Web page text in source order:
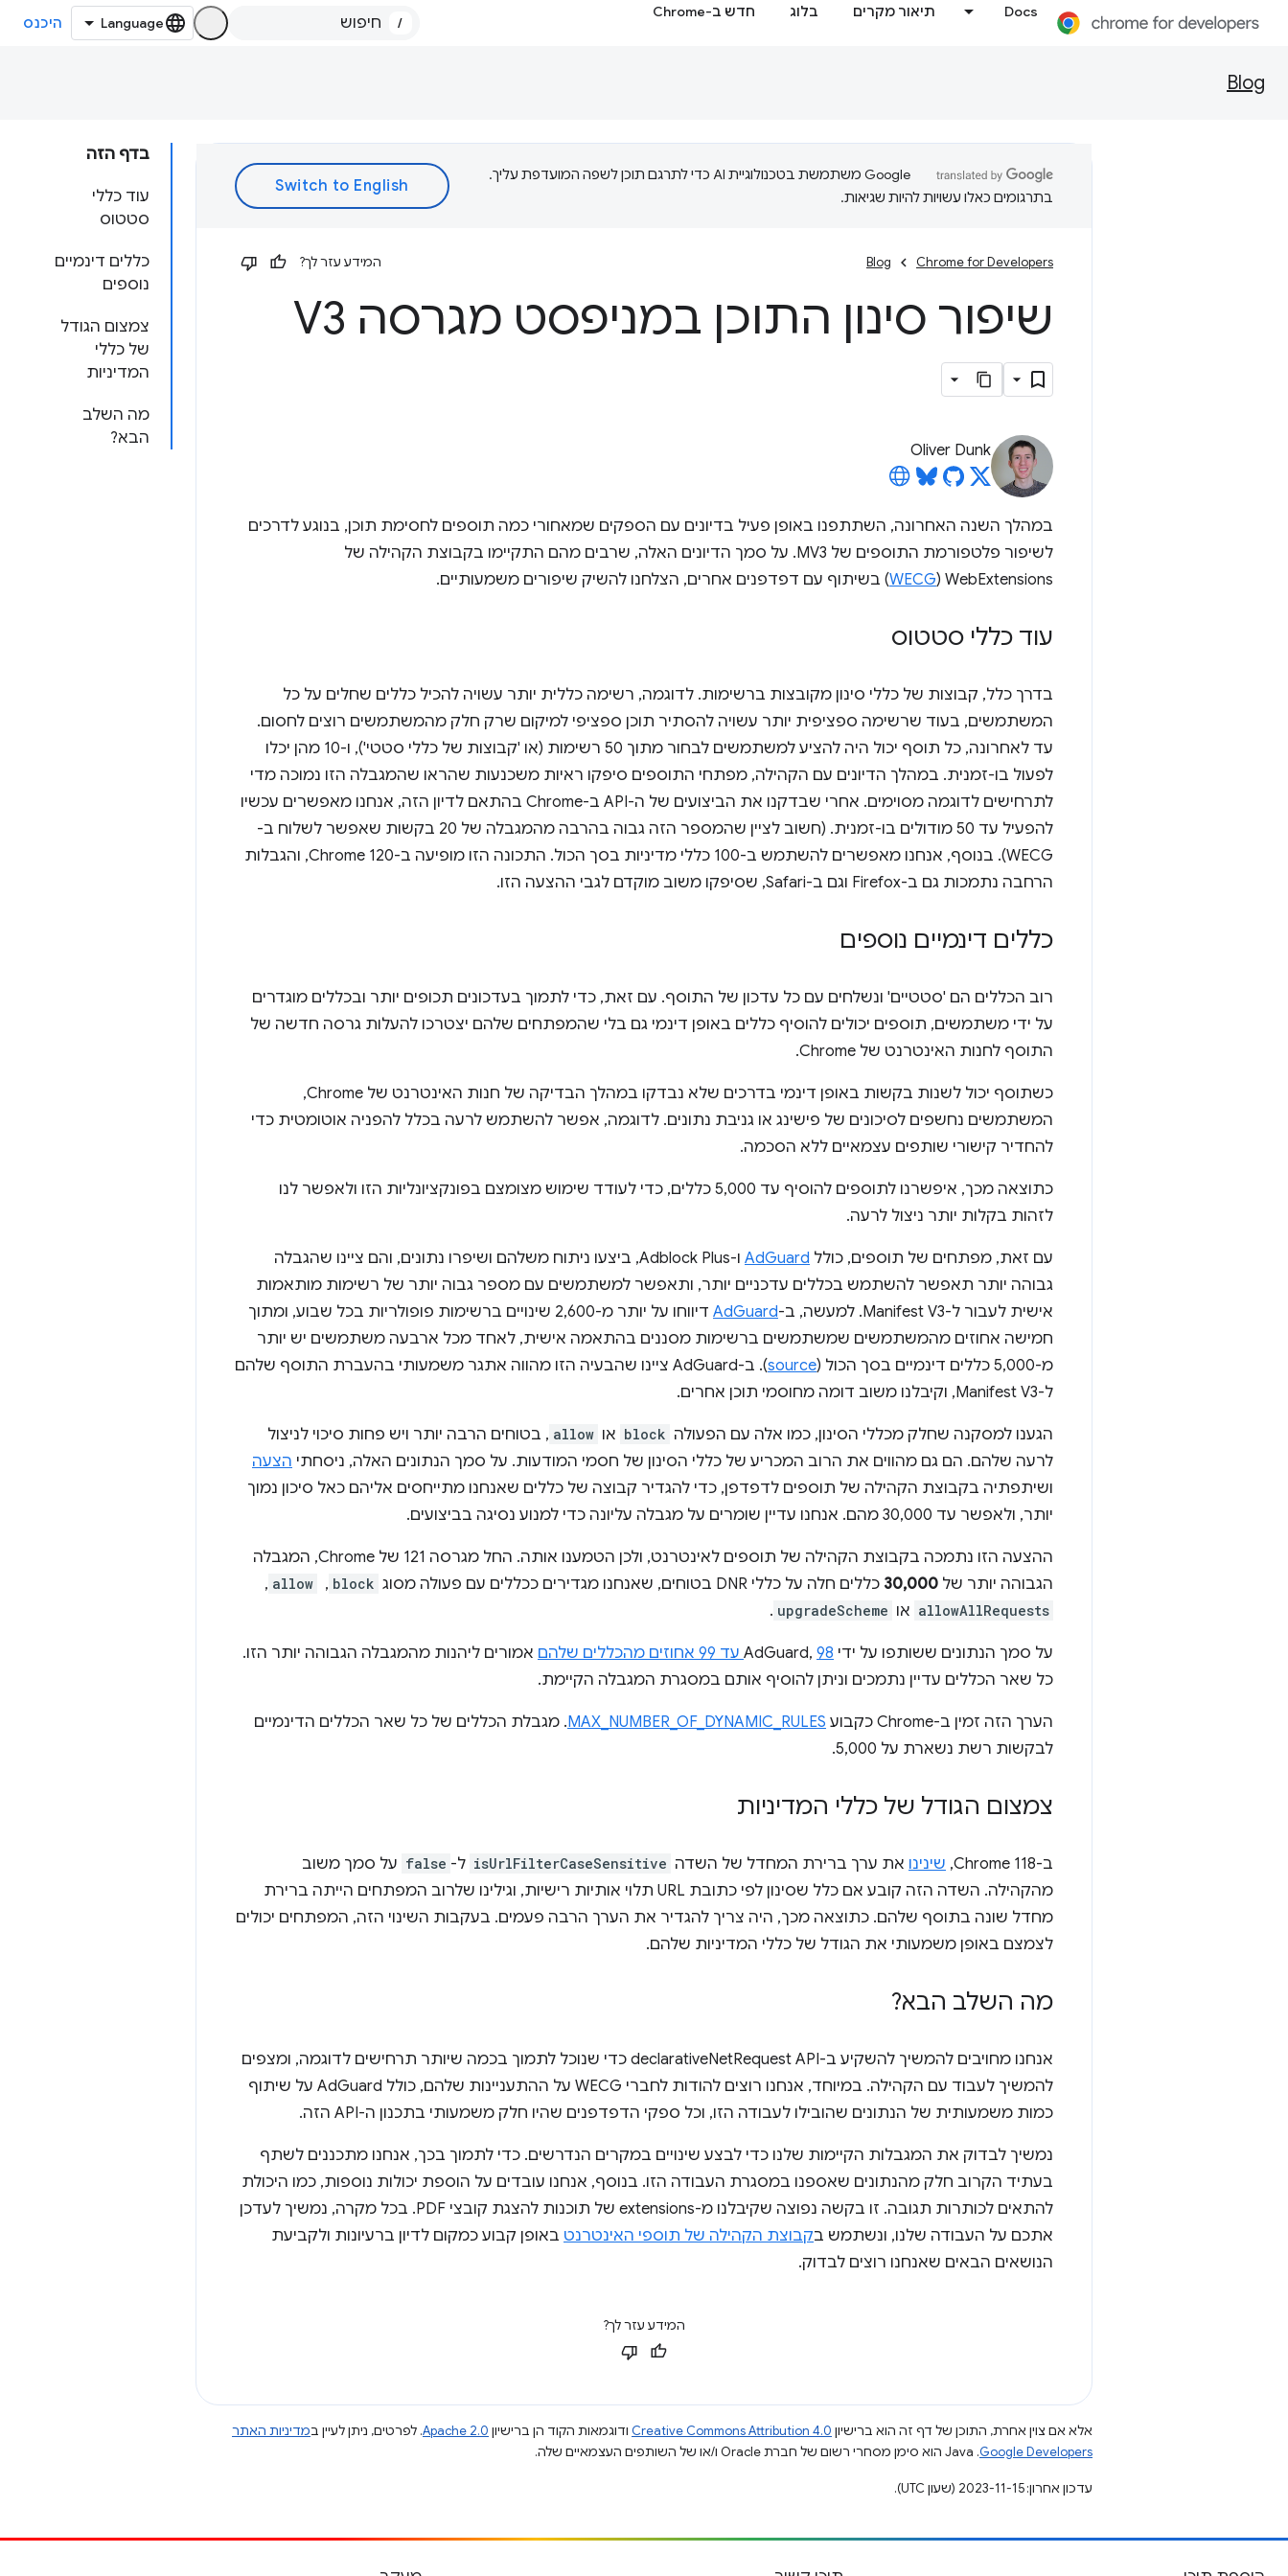
Docs תיאור מקרים בלוג חדש ב-Chrome
/ היכנס
Blog
בדף הזה
עוד כללי
סטטוס
כללים דינמיים
נוספים
צמצום הגודל
של כללי
המדיניות
מה השלב
הבא?
‫Google משתמשת בטכנולוגיית AI כדי לתרגם תוכן לשפה המועדפת עליך.
בתרגומים כאלו עשויות להיות שגיאות.
Chrome for Developers
Blog המידע עזר לך?
שיפור סינון התוכן במניפסט מגרסה V3
Oliver Dunk
במהלך השנה האחרונה, השתתפנו באופן פעיל בדיונים עם הספקים שמאחורי כמה תוספים לחסימת תוכן, בנוגע לדרכים
לשיפור פלטפורמת התוספים של MV3. על סמך הדיונים האלה, שרבים מהם התקיימו בקבוצת הקהילה של
WebExtensions‏ (
WECG) בשיתוף עם דפדפנים אחרים, הצלחנו להשיק שיפורים משמעותיים.
עוד כללי סטטוס
בדרך כלל, קבוצות של כללי סינון מקובצות ברשימות. לדוגמה, רשימה כללית יותר עשויה להכיל כללים שחלים על כל
המשתמשים, בעוד שרשימה ספציפית יותר עשויה להסתיר תוכן ספציפי למיקום שרק חלק מהמשתמשים רוצים לחסום.
עד לאחרונה, כל תוסף יכול היה להציע למשתמשים לבחור מתוך 50 רשימות (או 'קבוצות של כללי סטטי'), ו-10 מהן יכלו
לפעול בו-זמנית. במהלך הדיונים עם הקהילה, מפתחי התוספים סיפקו ראיות משכנעות שהראו שהמגבלה הזו נמוכה מדי
לתרחישים לדוגמה מסוימים. אחרי שבדקנו את הביצועים של ה-API ב-Chrome בהתאם לדיון הזה, אנחנו מאפשרים עכשיו
להפעיל עד 50 מודולים בו-זמנית. (חשוב לציין שהמספר הזה גבוה בהרבה מהמגבלה של 20 בקשות שאפשר לשלוח ב-
WECG). בנוסף, אנחנו מאפשרים להשתמש ב-100 כללי מדיניות בסך הכול. התכונה הזו מופיעה ב-Chrome 120, והגבלות
הרחבה נתמכות גם ב-Firefox וגם ב-Safari, שסיפקו משוב מוקדם לגבי ההצעה הזו.
כללים דינמיים נוספים
רוב הכללים הם 'סטטיים' ונשלחים עם כל עדכון של התוסף. עם זאת, כדי לתמוך בעדכונים תכופים יותר ובכללים מוגדרים
על ידי משתמשים, תוספים יכולים להוסיף כללים באופן דינמי גם בלי שהמפתחים שלהם יצטרכו להעלות גרסה חדשה של
התוסף לחנות האינטרנט של Chrome.
כשתוסף יכול לשנות בקשות באופן דינמי בדרכים שלא נבדקו במהלך הבדיקה של חנות האינטרנט של Chrome,
המשתמשים נחשפים לסיכונים של פישינג או גניבת נתונים. לדוגמה, אפשר להשתמש לרעה בכלל להפניה אוטומטית כדי
להחדיר קישורי שותפים עצמאיים ללא הסכמה.
כתוצאה מכך, איפשרנו לתוספים להוסיף עד 5,000 כללים, כדי לעודד שימוש מצומצם בפונקציונליות הזו ולאפשר לנו
לזהות בקלות יותר ניצול לרעה.
עם זאת, מפתחים של תוספים, כולל AdGuard
ו-Adblock Plus, ביצעו ניתוח משלהם ושיפרו נתונים, והם ציינו שהגבלה
גבוהה יותר תאפשר להשתמש בכללים עדכניים יותר, ותאפשר למשתמשים עם מספר גבוה יותר של רשימות מותאמות
אישית לעבור ל-Manifest V3. למעשה, ב-
AdGuard
דיווחו על יותר מ-2,600 שינויים ברשימות פופולריות בכל שבוע, ומתוך
חמישה אחוזים מהמשתמשים שמשתמשים ברשימות מסננים בהתאמה אישית, לאחד מכל ארבעה משתמשים יש יותר
מ-5,000 כללים דינמיים בסך הכול (
source
). ב-AdGuard ציינו שהבעיה הזו מהווה אתגר משמעותי בהעברת התוסף שלהם
ל-Manifest V3, וקיבלנו משוב דומה מחוסמי תוכן אחרים.
הגענו למסקנה שחלק מכללי הסינון, כמו אלה עם הפעולה block או allow , בטוחים הרבה יותר ויש פחות סיכוי לניצול
לרעה שלהם. הם גם מהווים את הרוב המכריע של כללי הסינון של חסמי המודעות. על סמך הנתונים האלה, ניסחתי הצעה
ושיתפתיה בקבוצת הקהילה של תוספים לדפדפן, כדי להגדיר קבוצה של כללים שאנחנו מתייחסים אליהם כאל סיכון נמוך
יותר, ולאפשר עד 30,000 מהם. אנחנו עדיין שומרים על מגבלה עליונה כדי למנוע נסיגה בביצועים.
ההצעה הזו נתמכה בקבוצת הקהילה של תוספים לאינטרנט, ולכן הטמענו אותה. החל מגרסה 121 של Chrome, המגבלה
הגבוהה יותר של 30,000 כללים חלה על כללי DNR בטוחים, שאנחנו מגדירים ככללים עם פעולה מסוג block
, ‏
allow
, ‏
allowAllRequests או upgradeScheme
.
על סמך הנתונים ששותפו על ידי AdGuard, 98 עד 99 אחוזים מהכללים שלהם
אמורים ליהנות מהמגבלה הגבוהה יותר הזו.
כל שאר הכללים עדיין נתמכים וניתן להוסיף אותם במסגרת המגבלה הקיימת.
הערך הזה זמין ב-Chrome כקבוע MAX_NUMBER_OF_DYNAMIC_RULES. מגבלת הכללים של כל שאר הכללים הדינמיים
לבקשות רשת נשארת על 5,000.
צמצום הגודל של כללי המדיניות
ב-Chrome 118, שינינו את ערך ברירת המחדל של השדה isUrlFilterCaseSensitive ל- false על סמך משוב
מהקהילה. השדה הזה קובע אם כלל שסינון לפי כתובת URL תלוי אותיות רישיות, וגילינו שלרוב המפתחים הייתה ברירת
מחדל שונה בתוסף שלהם. כתוצאה מכך, היה צריך להגדיר את הערך הרבה פעמים. בעקבות השינוי הזה, המפתחים יכולים
לצמצם באופן משמעותי את הגודל של כללי המדיניות שלהם.
מה השלב הבא?
אנחנו מחויבים להמשיך להשקיע ב-declarativeNetRequest API כדי שנוכל לתמוך בכמה שיותר תרחישים לדוגמה, ומצפים
להמשיך לעבוד עם הקהילה. במיוחד, אנחנו רוצים להודות לחברי WECG על ההתעניינות שלהם, כולל AdGuard על שיתוף
כמות משמעותית של הנתונים שהובילו לעבודה הזו, וכל ספקי הדפדפנים שהיו חלק משמעותי בתכנון ה-API הזה.
נמשיך לבדוק את המגבלות הקיימות שלנו כדי לבצע שינויים במקרים הנדרשים. כדי לתמוך בכך, אנחנו מתכננים לשתף
בעתיד הקרוב חלק מהנתונים שאספנו במסגרת העבודה הזו. בנוסף, אנחנו עובדים על הוספת יכולות נוספות, כמו היכולת
להתאים לכותרות תגובה. זו בקשה נפוצה שקיבלנו מ-extensions של תוכנות להצגת קובצי PDF. בכל מקרה, נמשיך לעדכן
אתכם על העבודה שלנו, ונשתמש בקבוצת הקהילה של תוספי האינטרנט באופן קבוע כמקום לדיון ברעיונות ולקביעת
הנושאים הבאים שאנחנו רוצים לבדוק.
המידע עזר לך?
אלא אם צוין אחרת, התוכן של דף זה הוא ברישיון Creative Commons Attribution 4.0 ודוגמאות הקוד הן ברישיון Apache 2.0. לפרטים, ניתן לעיין במדיניות האתר
Google Developers‏.‏ Java הוא סימן מסחרי רשום של חברת Oracle ו/או של השותפים העצמאיים שלה.
עדכון אחרון: 2023-11-15 (שעון UTC).